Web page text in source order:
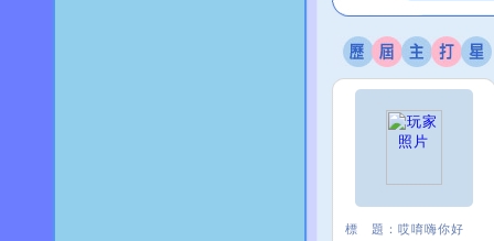
標 題： 哎唷嗨你好